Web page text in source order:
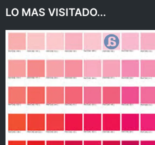
LO MAS VISITADO...